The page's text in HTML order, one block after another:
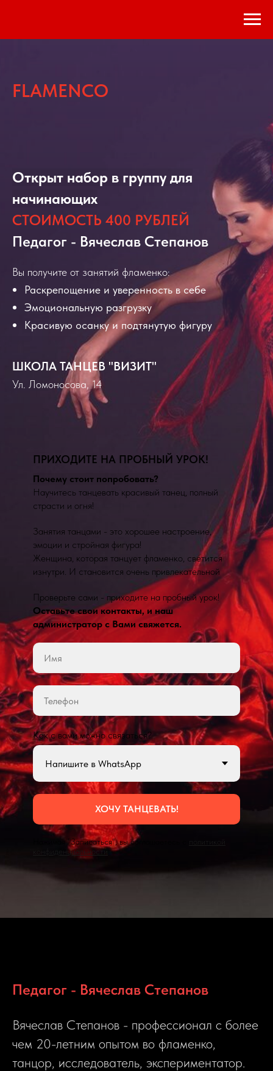
FLAMENCO
Открыт набор в группу для
начинающих
СТОИМОСТЬ 400 РУБЛЕЙ
Педагог - Вячеслав Степанов
Вы получите от занятий фламенко:
Раскрепощение и уверенность в себе
Эмоциональную разгрузку
Красивую осанку и подтянутую фигуру
ШКОЛА ТАНЦЕВ "ВИЗИТ"
Ул. Ломоносова, 14
ПРИХОДИТЕ НА ПРОБНЫЙ УРОК!
Почему стоит попробовать?
Научитесь танцевать красивый танец, полный
страсти и огня!
Занятия танцами - это хорошее настроение,
эмоции и стройная фигура!
Женщина, которая танцует фламенко, светится
изнутри. И становится очень привлекательной
Проверьте сами - приходите на пробный урок!
Оставьте свои контакты, и наш
администратор с Вами свяжется.
Как с вами можно связаться?
ХОЧУ ТАНЦЕВАТЬ!
Нажимая "Записаться", вы соглашаетесь с
конфиденциальности
Педагог - Вячеслав Степанов
Вячеслав Степанов - профессионал с более
чем 20-летним опытом во фламенко,
танцор, исследователь, экспериментатор.